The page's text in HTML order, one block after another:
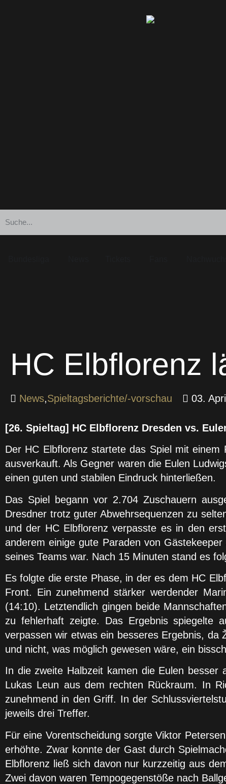
HC Elbflorenz
News,Spieltagsberichte/-vorschau 03.
[26. Spieltag] HC Elbflorenz Dresden vs.
Der HC Elbflorenz startete das Spiel mit
ausverkauft. Als Gegner waren die Eulen
einen guten und stabilen Eindruck hinterließen.
Das Spiel begann vor 2.704 Zuschauern
Dresdner trotz guter Abwehrsequenzen zu
und der HC Elbflorenz verpasste es in den
anderem einige gute Paraden von
seines Teams war. Nach 15 Minuten stand es
Es folgte die erste Phase, in der es dem HC
Front. Ein zunehmend stärker werdender
(14:10). Letztendlich gingen beide
zu fehlerhaft zeigte. Das Ergebnis spiegelte
verpassen wir etwas ein besseres Ergebnis, da
und nicht, was möglich gewesen wäre, ein
In die zweite Halbzeit kamen die Eulen
Lukas Leun aus dem rechten Rückraum. In
zunehmend in den Griff. In der
jeweils drei Treffer.
Für eine Vorentscheidung sorgte Viktor
erhöhte. Zwar konnte der Gast durch
Elbflorenz ließ sich davon nur kurzzeitig aus
Zwei davon waren Tempogegenstöße nach